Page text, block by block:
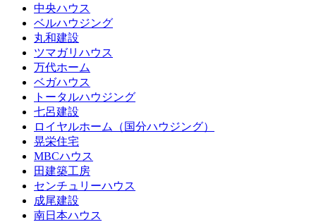
中央ハウス
ベルハウジング
丸和建設
ツマガリハウス
万代ホーム
ベガハウス
トータルハウジング
七呂建設
ロイヤルホーム（国分ハウジング）
晃栄住宅
MBCハウス
田建築工房
センチュリーハウス
成尾建設
南日本ハウス